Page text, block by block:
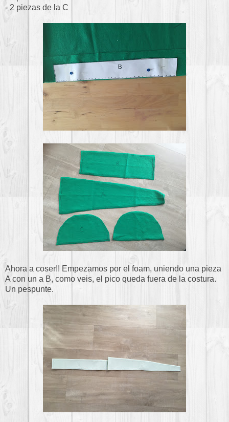
- 2 piezas de la C
Ahora a coser!! Empezamos por el foam, uniendo una pieza
A con un a B, como veis, el pico queda fuera de la costura.
Un pespunte.